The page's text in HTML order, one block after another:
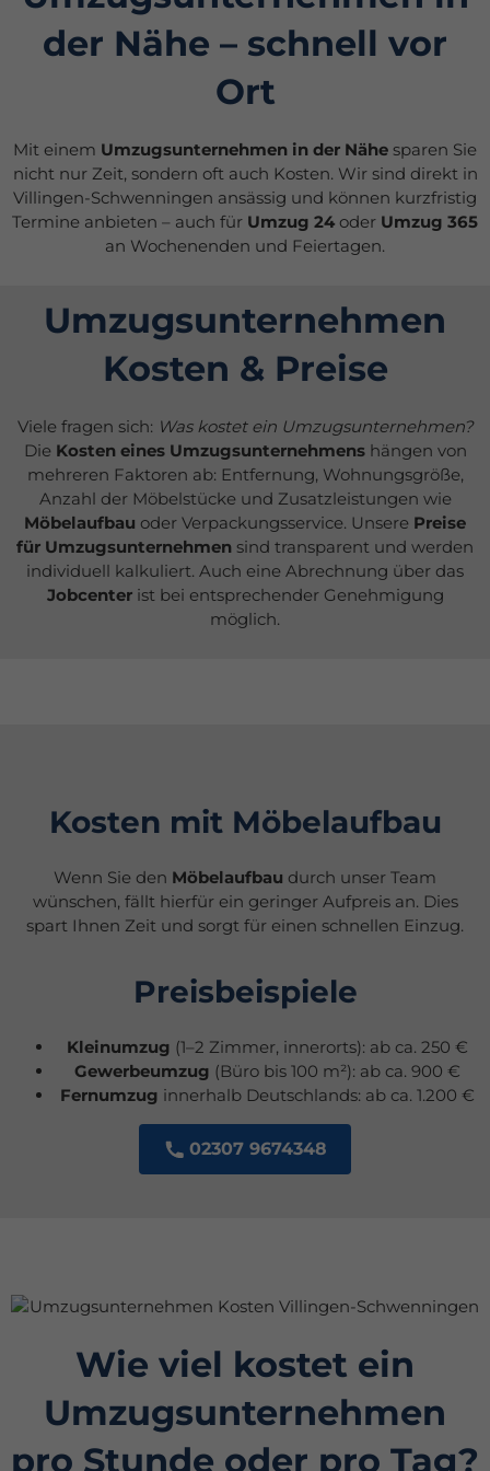
der Nähe – schnell vor
Ort
Mit einem Umzugsunternehmen in der Nähe sparen Sie
nicht nur Zeit, sondern oft auch Kosten. Wir sind direkt in
Villingen-Schwenningen ansässig und können kurzfristig
Termine anbieten – auch für Umzug 24 oder Umzug 365
an Wochenenden und Feiertagen.
Umzugsunternehmen
Kosten & Preise
Viele fragen sich: Was kostet ein Umzugsunternehmen?
Die Kosten eines Umzugsunternehmenshängen von
mehreren Faktoren ab: Entfernung, Wohnungsgröße,
Anzahl der Möbelstücke und Zusatzleistungen wie
Möbelaufbau oder Verpackungsservice. Unsere Preise
für Umzugsunternehmen sind transparent und werden
individuell kalkuliert. Auch eine Abrechnung über das
Jobcenterist bei entsprechender Genehmigung
möglich.
Kosten mit Möbelaufbau
Wenn Sie den Möbelaufbau durch unser Team
wünschen, fällt hierfür ein geringer Aufpreis an. Dies
spart Ihnen Zeit und sorgt für einen schnellen Einzug.
Preisbeispiele
Kleinumzug (1–2 Zimmer, innerorts): ab ca. 250 €
Gewerbeumzug (Büro bis 100 m²): ab ca. 900 €
Fernumzug innerhalb Deutschlands: ab ca. 1.200 €
02307 9674348
Wie viel kostet ein
Umzugsunternehmen
pro Stunde oder pro Tag?